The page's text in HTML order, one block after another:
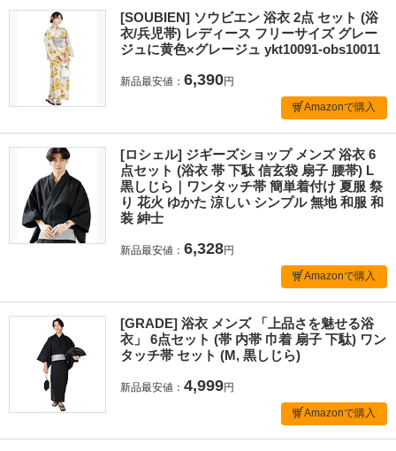
[SOUBIEN] ソウビエン 浴衣 2点 セット (浴
衣/兵児帯) レディース フリーサイズ グレー
ジュに黄色×グレージュ ykt10091-obs10011
新品最安値： 6,390円
Amazonで購入
[ロシェル] ジギーズショップ メンズ 浴衣 6
点セット (浴衣 帯 下駄 信玄袋 扇子 腰帯) L
黒しじら｜ワンタッチ帯 簡単着付け 夏服 祭
り 花火 ゆかた 涼しい シンプル 無地 和服 和
装 紳士
新品最安値： 6,328円
Amazonで購入
[GRADE] 浴衣 メンズ 「上品さを魅せる浴
衣」 6点セット (帯 内帯 巾着 扇子 下駄) ワン
タッチ帯 セット (M, 黒しじら)
新品最安値： 4,999円
Amazonで購入